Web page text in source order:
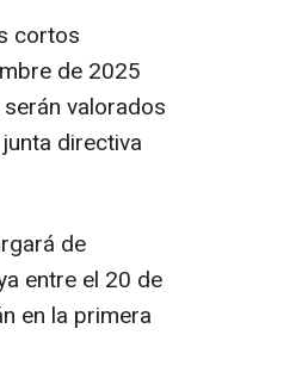
cortos
de 2025
valorados
directiva
de
entre el 20 de
en la primera